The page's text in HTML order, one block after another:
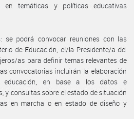
temáticas y políticas educativas
se podrá convocar reuniones con las
de Educación, el/la Presidente/a del
as para definir temas relevantes de
convocatorias incluirán la elaboración
educación, en base a los datos e
y consultas sobre el estado de situación
en marcha o en estado de diseño y